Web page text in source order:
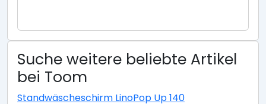
Suche weitere beliebte Artikel
bei Toom
Standwäscheschirm LinoPop Up 140